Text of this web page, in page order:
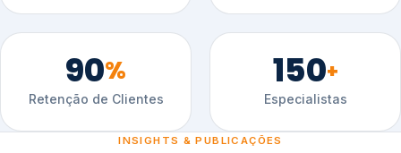
90%
Retenção de Clientes
150+
Especialistas
INSIGHTS & PUBLICAÇÕES